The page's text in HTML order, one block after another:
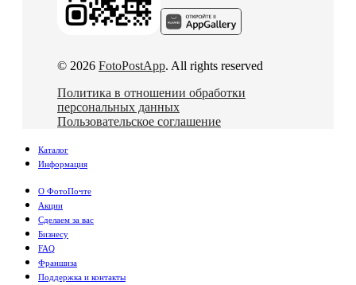
© 2026 FotoPostApp. All rights reserved
Политика в отношении обработки
персональных данных
Пользовательское соглашение
Каталог
Информация
О ФотоПочте
Акции
Сделаем за вас
Бизнесу
FAQ
Франшиза
Поддержка и контакты